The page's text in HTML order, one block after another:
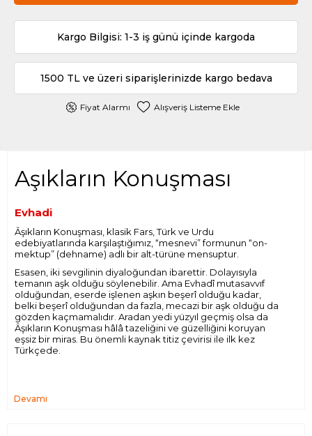
Kargo Bilgisi: 1-3 iş günü içinde kargoda
1500 TL ve üzeri siparişlerinizde kargo bedava
Fiyat Alarmı Alışveriş Listeme Ekle
Aşıkların Konuşması
Evhadi
Âşıkların Konuşması , klasik Fars, Türk ve Urdu
edebiyatlarında karşılaştığımız, “mesnevi” formunun “on-
mektup” (dehname) adlı bir alt-türüne mensuptur.
Esasen, iki sevgilinin diyaloğundan ibarettir. Dolayısıyla
temanın aşk olduğu söylenebilir. Ama Evhadî mutasavvıf
olduğundan, eserde işlenen aşkın beşerî olduğu kadar,
belki beşerî olduğundan da fazla, mecazi bir aşk olduğu da
gözden kaçmamalıdır. Aradan yedi yüzyıl geçmiş olsa da
Âşıkların Konuşması hâlâ tazeliğini ve güzelliğini koruyan
eşsiz bir miras. Bu önemli kaynak titiz çevirisi ile ilk kez
Türkçede.
Devamı